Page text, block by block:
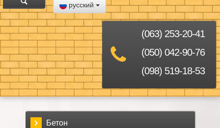
русский
(063) 253-20-41
(050) 042-90-76
(098) 519-18-53
Бетон